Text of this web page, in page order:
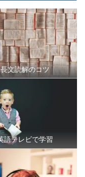
長文読解のコツ
語テレビで学習